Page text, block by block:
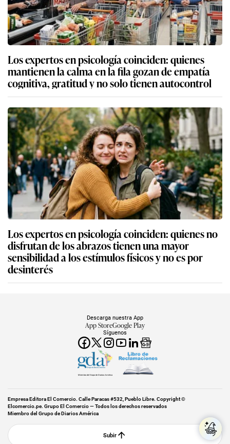
Los expertos en psicología coinciden: quienes
mantienen la calma en la fila gozan de empatía
cognitiva, gratitud y no solo tienen autocontrol
Los expertos en psicología coinciden: quienes no
disfrutan de los abrazos tienen una mayor
sensibilidad a los estímulos físicos y no es por
desinterés
Síguenos
Descarga nuestra App
App StoreGoogle Play
Miembro del Grupo de Diarios América
Empresa Editora El Comercio. Calle Paracas #532, Pueblo Libre. Copyright ©
Elcomercio.pe. Grupo El Comercio — Todos los derechos reservados
Miembro del Grupo de Diarios América
Subir